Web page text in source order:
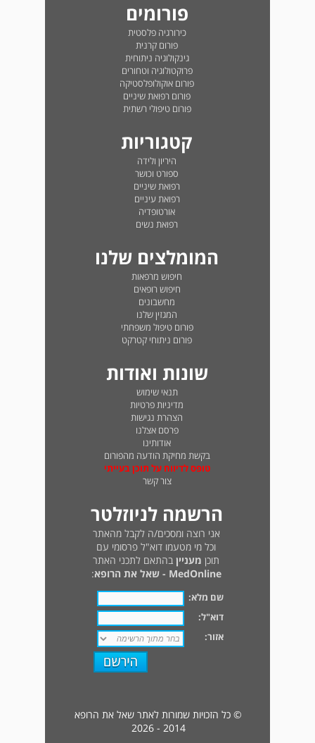
פורומים
כירורגיה פלסטית
פורום קרנית
גינקולוגיה ניתוחית
פרוקטולוגיה וטחורים
פורום אוקולופלסטיקה
פורום רפואת שיניים
פורום טיפולי רשתית
קטגוריות
היריון ולידה
ספורט וכושר
רפואת שיניים
רפואת עיניים
אורטופדיה
רפואת נשים
המומלצים שלנו
חיפוש מרפאות
חיפוש רופאים
מחשבונים
המגזין שלנו
פורום טיפול משפחתי
פורום ניתוחי קטרקט
שונות ואודות
תנאי שימוש
מדיניות פרטיות
הצהרת נגישות
פרסם אצלנו
אודותינו
בקשת מחיקת הודעה מהפורום
טופס לדיווח על תוכן בעייתי
צור קשר
הרשמה לניוזלטר
אני רוצה ומסכים/ה לקבל מהאתר
וכל מי מטעמו דוא"ל פרסומי עם
תוכן מעניין בהתאם לתכני האתר
MedOnline - שאל את הרופא
:
שם מלא:
דוא"ל:
אזור:
© כל הזכויות שמורות לאתר שאל את הרופא
2014 - 2026